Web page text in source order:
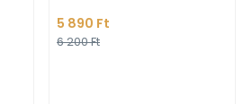
5 890 Ft
6 200 Ft